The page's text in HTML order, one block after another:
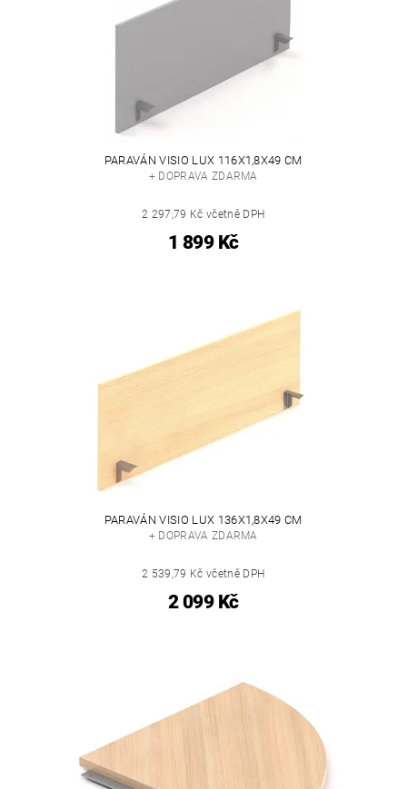
PARAVÁN VISIO LUX 116X1,8X49 CM
+ DOPRAVA ZDARMA
2 297,79 Kč včetně DPH
1 899 Kč
PARAVÁN VISIO LUX 136X1,8X49 CM
+ DOPRAVA ZDARMA
2 539,79 Kč včetně DPH
2 099 Kč